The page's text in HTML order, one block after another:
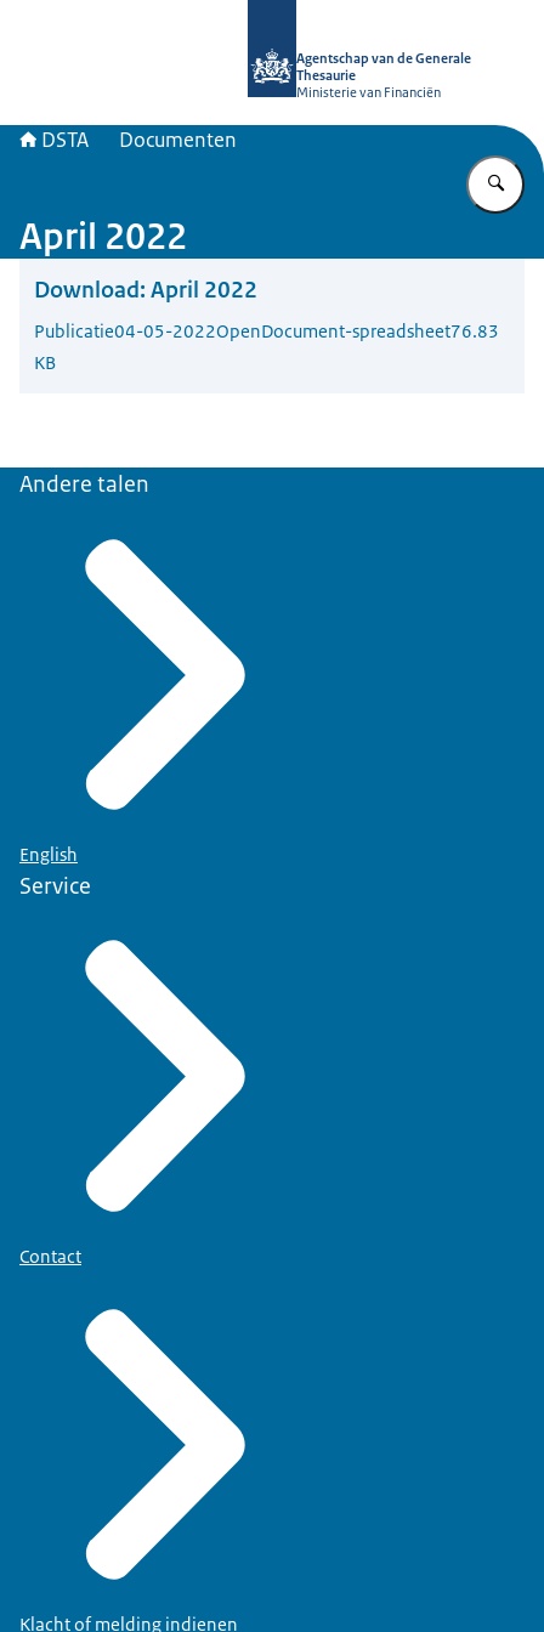
Agentschap van de Generale
Thesaurie
Ministerie van Financiën
DSTA Documenten
April 2022
Download: April 2022
Publicatie04-05-2022OpenDocument-spreadsheet76.83
KB
Andere talen
English
Service
Contact
Klacht of melding indienen